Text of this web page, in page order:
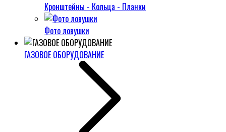
Кронштейны - Кольца - Планки
Фото ловушки
ГАЗОВОЕ ОБОРУДОВАНИЕ